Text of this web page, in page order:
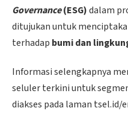
Governance(ESG)dalam
ditujukan untuk
terhadap bumi dan
Informasi selengkapnya
seluler terkini untuk
diakses pada laman tsel.id/